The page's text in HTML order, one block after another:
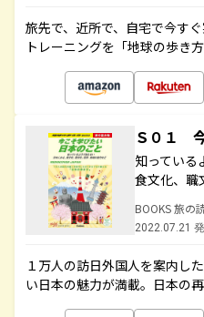
旅先で、近所で、自宅で今す
トレーニングを「地球の歩き
Ｓ０１
知っている
食文化、職
BOOKS 旅の
2022.07.21
１万人の訪日外国人を案内し
い日本の魅力が満載。日本の